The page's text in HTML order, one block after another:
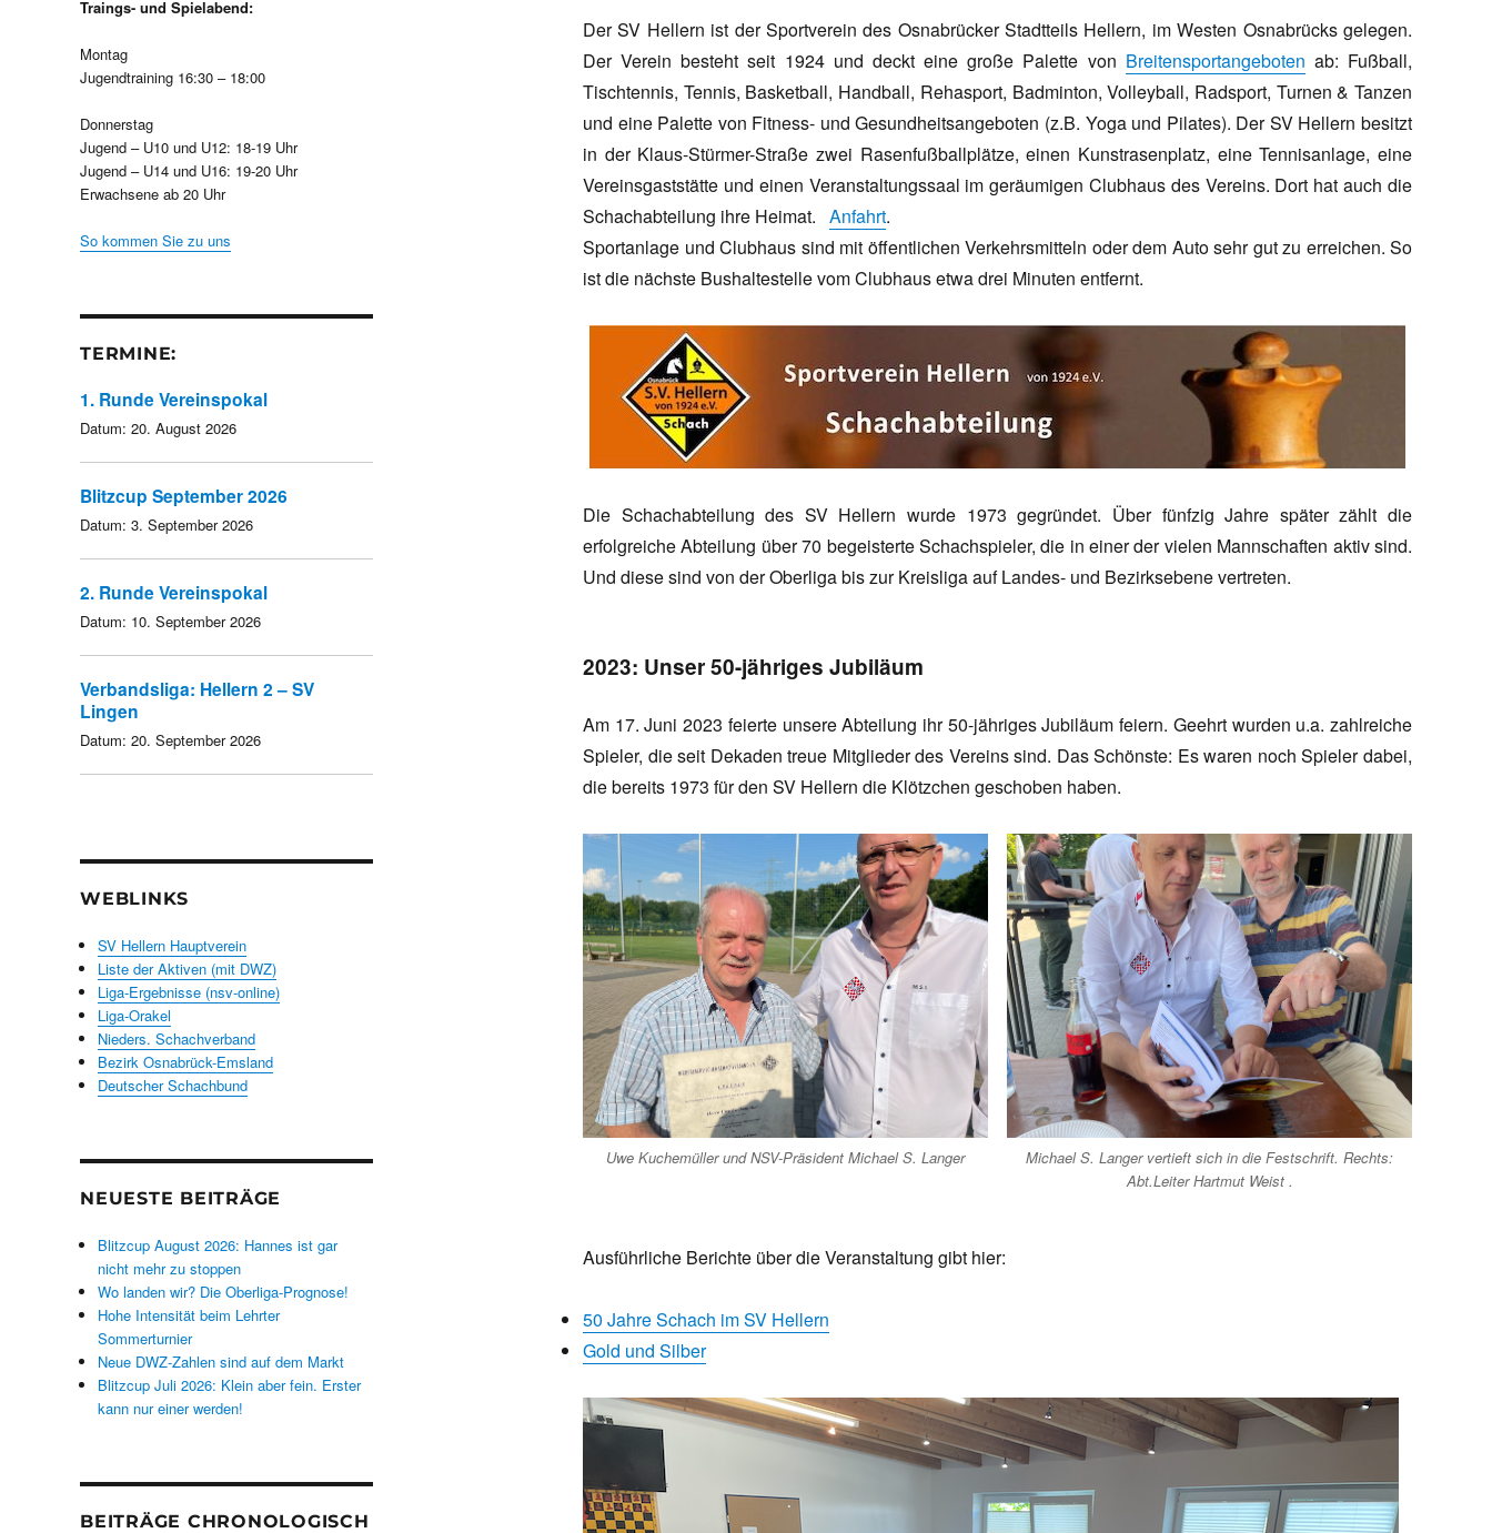
Der SV Hellern ist der Sportverein des Osnabrücker Stadtteils Hellern, im Westen Osnabrücks gelegen.
Der Verein besteht seit 1924 und deckt eine große Palette von Breitensportangeboten ab: Fußball,
Tischtennis, Tennis, Basketball, Handball, Rehasport, Badminton, Volleyball, Radsport, Turnen & Tanzen
und eine Palette von Fitness- und Gesundheitsangeboten (z.B. Yoga und Pilates). Der SV Hellern besitzt
in der Klaus-Stürmer-Straße zwei Rasenfußballplätze, einen Kunstrasenplatz, eine Tennisanlage, eine
Vereinsgaststätte und einen Veranstaltungssaal im geräumigen Clubhaus des Vereins. Dort hat auch die
Schachabteilung ihre Heimat. Anfahrt.
Sportanlage und Clubhaus sind mit öffentlichen Verkehrsmitteln oder dem Auto sehr gut zu erreichen. So
ist die nächste Bushaltestelle vom Clubhaus etwa drei Minuten entfernt.
Die Schachabteilung des SV Hellern wurde 1973 gegründet. Über fünfzig Jahre später zählt die
erfolgreiche Abteilung über 70 begeisterte Schachspieler, die in einer der vielen Mannschaften aktiv sind.
Und diese sind von der Oberliga bis zur Kreisliga auf Landes- und Bezirksebene vertreten.
2023: Unser 50-jähriges Jubiläum
Am 17. Juni 2023 feierte unsere Abteilung ihr 50-jähriges Jubiläum feiern. Geehrt wurden u.a. zahlreiche
Spieler, die seit Dekaden treue Mitglieder des Vereins sind. Das Schönste: Es waren noch Spieler dabei,
die bereits 1973 für den SV Hellern die Klötzchen geschoben haben.
Uwe Kuchemüller und NSV-Präsident Michael S. Langer
Michael S. Langer vertieft sich in die Festschrift. Rechts:
Abt.Leiter Hartmut Weist .
Ausführliche Berichte über die Veranstaltung gibt hier:
50 Jahre Schach im SV Hellern
Gold und Silber
Traings- und Spielabend:
Montag
Jugendtraining 16:30 – 18:00
Donnerstag
Jugend – U10 und U12: 18-19 Uhr
Jugend – U14 und U16: 19-20 Uhr
Erwachsene ab 20 Uhr
So kommen Sie zu uns
TERMINE:
1. Runde Vereinspokal
Datum: 20. August 2026
Blitzcup September 2026
Datum: 3. September 2026
2. Runde Vereinspokal
Datum: 10. September 2026
Verbandsliga: Hellern 2 – SV
Lingen
Datum: 20. September 2026
WEBLINKS
SV Hellern Hauptverein
Liste der Aktiven (mit DWZ)
Liga-Ergebnisse (nsv-online)
Liga-Orakel
Nieders. Schachverband
Bezirk Osnabrück-Emsland
Deutscher Schachbund
NEUESTE BEITRÄGE
Blitzcup August 2026: Hannes ist gar
nicht mehr zu stoppen
Wo landen wir? Die Oberliga-Prognose!
Hohe Intensität beim Lehrter
Sommerturnier
Neue DWZ-Zahlen sind auf dem Markt
Blitzcup Juli 2026: Klein aber fein. Erster
kann nur einer werden!
BEITRÄGE CHRONOLOGISCH